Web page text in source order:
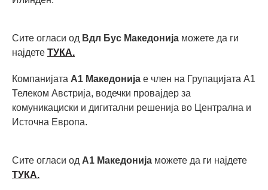
Сите огласи од Вдл Бус Македонија можете да ги
најдете ТУКА.
Компанијата А1 Македонија е член на Групацијата А1
Телеком Австрија, водечки провајдер за
комуникациски и дигитални решенија во Централна и
Источна Европа.
Сите огласи од А1 Македонија можете да ги најдете
ТУКА.